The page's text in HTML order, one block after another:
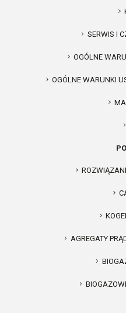
SERWIS I
OGÓLNE
OGÓLNE WARUNKI
AGREGATY